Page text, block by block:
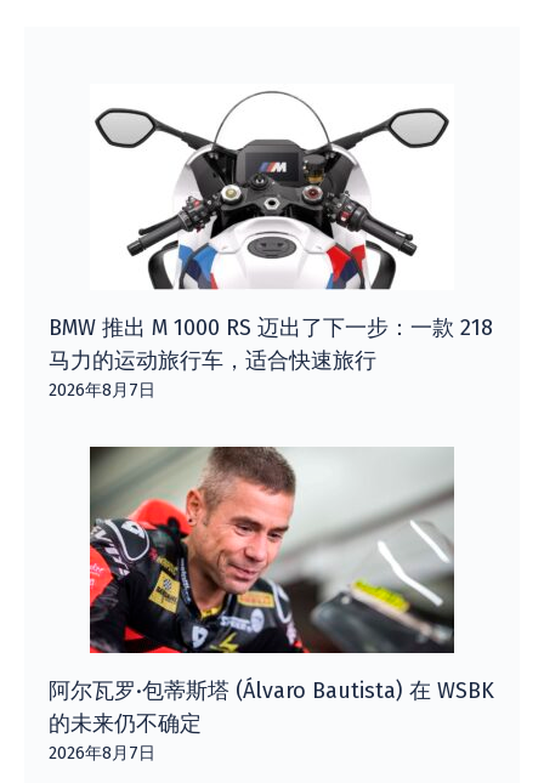
BMW 推出 M 1000 RS 迈出了下一步：一款 218
马力的运动旅行车，适合快速旅行
2026年8月7日
阿尔瓦罗·包蒂斯塔 (Álvaro Bautista) 在 WSBK
的未来仍不确定
2026年8月7日